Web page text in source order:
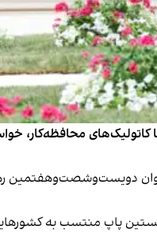
و با ابراز همدلی با
دویست‌وشصت‌وهفتمین